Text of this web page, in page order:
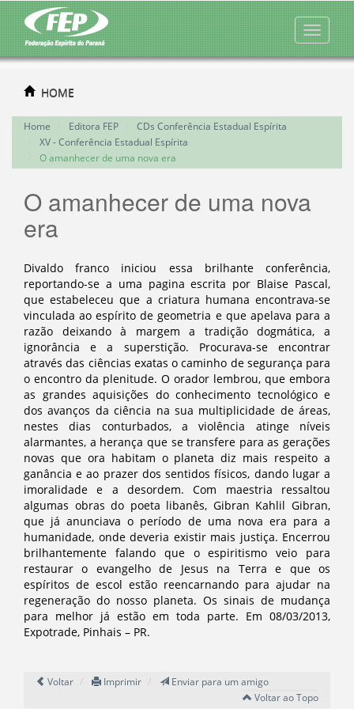
HOME
Home Editora FEP
CDs Conferência Estadual Espírita
XV - Conferência Estadual Espírita
O amanhecer de uma nova era
O amanhecer de uma nova
era
Divaldo franco iniciou essa brilhante conferência,
reportando-se a uma pagina escrita por Blaise Pascal,
que estabeleceu que a criatura humana encontrava-se
vinculada ao espírito de geometria e que apelava para a
razão deixando à margem a tradição dogmática, a
ignorância e a superstição. Procurava-se encontrar
através das ciências exatas o caminho de segurança para
o encontro da plenitude. O orador lembrou, que embora
as grandes aquisições do conhecimento tecnológico e
dos avanços da ciência na sua multiplicidade de áreas,
nestes dias conturbados, a violência atinge níveis
alarmantes, a herança que se transfere para as gerações
novas que ora habitam o planeta diz mais respeito a
ganância e ao prazer dos sentidos físicos, dando lugar a
imoralidade e a desordem. Com maestria ressaltou
algumas obras do poeta libanês, Gibran Kahlil Gibran,
que já anunciava o período de uma nova era para a
humanidade, onde deveria existir mais justiça. Encerrou
brilhantemente falando que o espiritismo veio para
restaurar o evangelho de Jesus na Terra e que os
espíritos de escol estão reencarnando para ajudar na
regeneração do nosso planeta. Os sinais de mudança
para melhor já estão em toda parte. Em 08/03/2013,
Expotrade, Pinhais – PR.
Voltar Imprimir
Enviar para um amigo
Voltar ao Topo